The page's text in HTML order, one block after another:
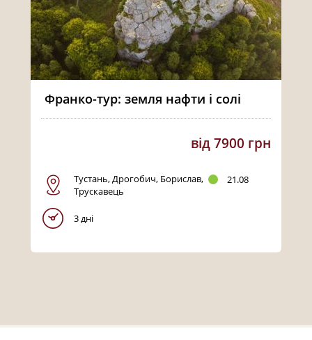
Франко-тур: земля нафти і солі
від 7900 грн
Тустань, Дрогобич, Борислав,
Трускавець
3 дні
21.08